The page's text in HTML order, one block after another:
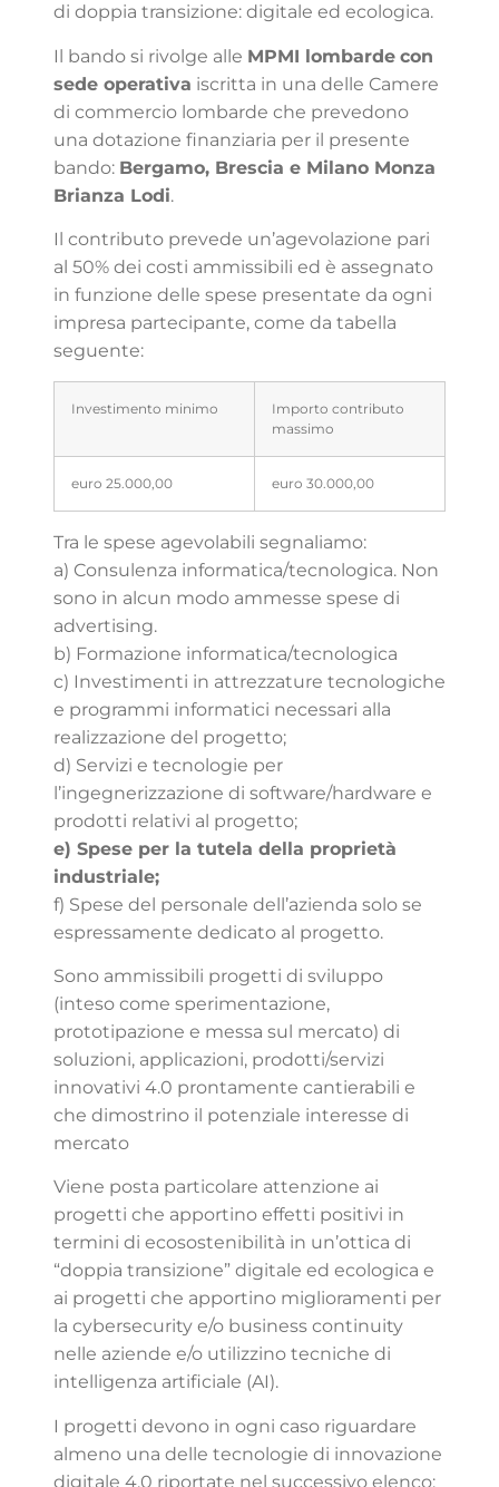
di doppia transizione: digitale ed ecologica.
Il bando si rivolge alle MPMI lombarde con
sede operativa iscritta in una delle Camere
di commercio lombarde che prevedono
una dotazione finanziaria per il presente
bando: Bergamo, Brescia e Milano Monza
Brianza Lodi.
Il contributo prevede un’agevolazione pari
al 50% dei costi ammissibili ed è assegnato
in funzione delle spese presentate da ogni
impresa partecipante, come da tabella
seguente:
Investimento minimo
Importo contributo
massimo
euro 25.000,00 euro 30.000,00
Tra le spese agevolabili segnaliamo:
a) Consulenza informatica/tecnologica. Non
sono in alcun modo ammesse spese di
advertising.
b) Formazione informatica/tecnologica
c) Investimenti in attrezzature tecnologiche
e programmi informatici necessari alla
realizzazione del progetto;
d) Servizi e tecnologie per
l’ingegnerizzazione di software/hardware e
prodotti relativi al progetto;
e) Spese per la tutela della proprietà
industriale;
f) Spese del personale dell’azienda solo se
espressamente dedicato al progetto.
Sono ammissibili progetti di sviluppo
(inteso come sperimentazione,
prototipazione e messa sul mercato) di
soluzioni, applicazioni, prodotti/servizi
innovativi 4.0 prontamente cantierabili e
che dimostrino il potenziale interesse di
mercato
Viene posta particolare attenzione ai
progetti che apportino effetti positivi in
termini di ecosostenibilità in un’ottica di
“doppia transizione” digitale ed ecologica e
ai progetti che apportino miglioramenti per
la cybersecurity e/o business continuity
nelle aziende e/o utilizzino tecniche di
intelligenza artificiale (AI).
I progetti devono in ogni caso riguardare
almeno una delle tecnologie di innovazione
digitale 4.0 riportate nel successivo elenco: